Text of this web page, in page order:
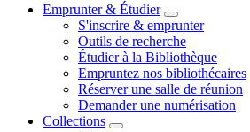
Emprunter & Étudier
S'inscrire & emprunter
Outils de recherche
Étudier à la Bibliothèque
Empruntez nos bibliothécaires
Réserver une salle de réunion
Demander une numérisation
Collections